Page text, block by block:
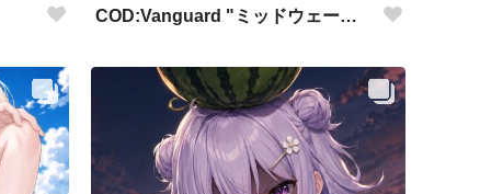
COD:Vanguard "ミッドウェー海戦"